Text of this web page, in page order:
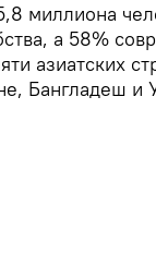
миллиона
а 58%
азиатских
Бангладеш и